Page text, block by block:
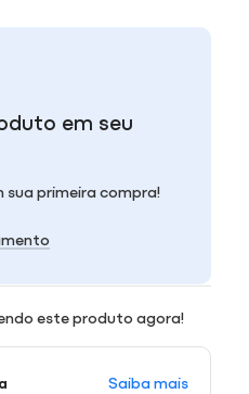
em seu
primeira compra!
este produto agora!
Saiba mais